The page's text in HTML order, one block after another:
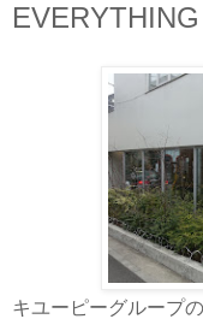
キユーピーグループ